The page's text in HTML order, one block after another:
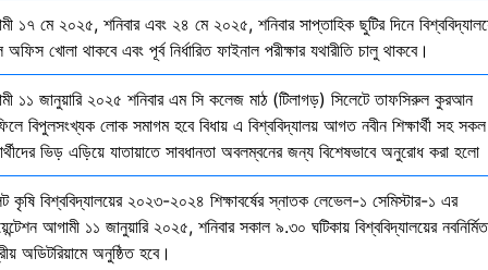
১৭ মে ২০২৫, শনিবার এবং ২৪ মে ২০২৫, শনিবার সাপ্তাহিক ছুটির দিনে
খোলা থাকবে এবং পূর্ব নির্ধারিত ফাইনাল পরীক্ষার যথারীতি চালু থাকবে।
১১ জানুয়ারি ২০২৫ শনিবার এম সি কলেজ মাঠ (টিলাগড়) সিলেটে তাফসিরুল কুরআন
বিপুলসংখ্যক লোক সমাগম হবে বিধায় এ বিশ্ববিদ্যালয় আগত নবীন শিক্ষার্থী সহ সকল
ভিড় এড়িয়ে যাতায়াতে সাবধানতা অবলম্বনের জন্য বিশেষভাবে অনুরোধ করা হলো
কৃষি বিশ্ববিদ্যালয়ের ২০২৩-২০২৪ শিক্ষাবর্ষের স্নাতক লেভেল-১ সেমিস্টার-১ এর
আগামী ১১ জানুয়ারি ২০২৫, শনিবার সকাল ৯.৩০ ঘটিকায় বিশ্ববিদ্যালয়ের নবনির্মিত
অডিটরিয়ামে অনুষ্ঠিত হবে।